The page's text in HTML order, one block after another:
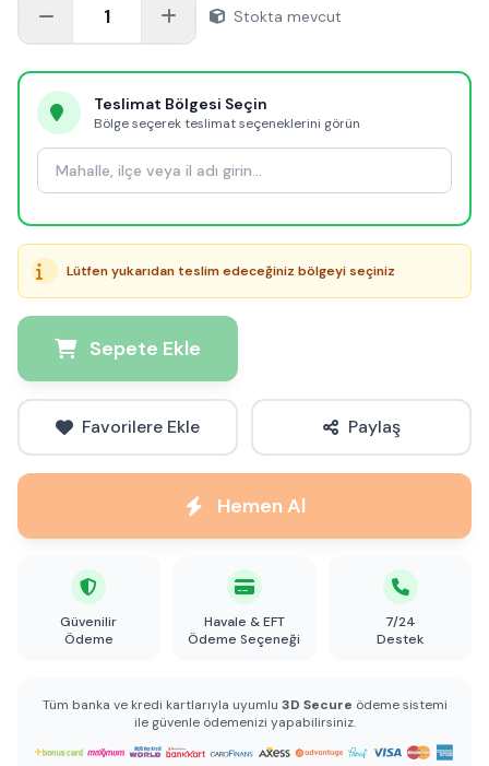
1 Stokta mevcut
Teslimat Bölgesi Seçin
Bölge seçerek teslimat seçeneklerini görün
Lütfen yukarıdan teslim edeceğiniz bölgeyi seçiniz
Sepete Ekle
Favorilere Ekle Paylaş
Hemen Al
Güvenilir
Ödeme
Havale & EFT
Ödeme Seçeneği
7/24
Destek
Tüm banka ve kredi kartlarıyla uyumlu 3D Secure ödeme sistemi
ile güvenle ödemenizi yapabilirsiniz.